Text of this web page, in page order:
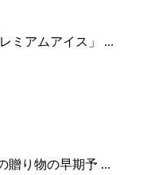
ミアムアイス」 ...
贈り物の早期予 ...